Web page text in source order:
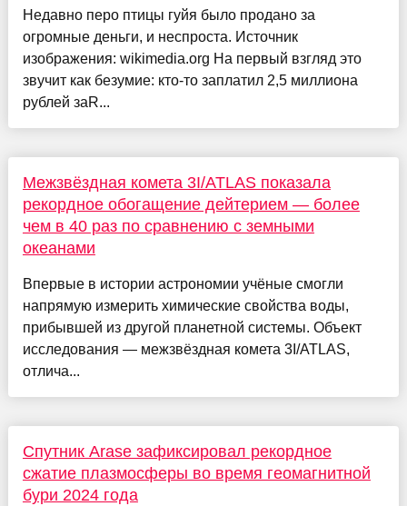
Недавно перо птицы гуйя было продано за
огромные деньги, и неспроста. Источник
изображения: wikimedia.org На первый взгляд это
звучит как безумие: кто-то заплатил 2,5 миллиона
рублей заR...
Межзвёздная комета 3I/ATLAS показала
рекордное обогащение дейтерием — более
чем в 40 раз по сравнению с земными
океанами
Впервые в истории астрономии учёные смогли
напрямую измерить химические свойства воды,
прибывшей из другой планетной системы. Объект
исследования — межзвёздная комета 3I/ATLAS,
отлича...
Спутник Arase зафиксировал рекордное
сжатие плазмосферы во время геомагнитной
бури 2024 года